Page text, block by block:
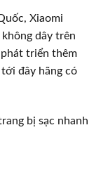
Xiaomi
dây trên
triển thêm
đây hãng có
bị sạc nhanh